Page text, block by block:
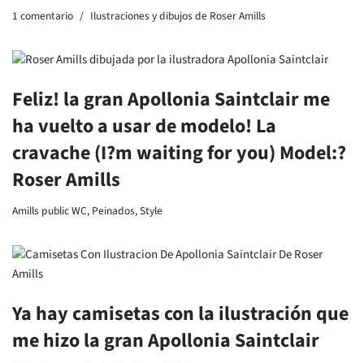
1 comentario Ilustraciones y dibujos de Roser Amills
Feliz! la gran Apollonia Saintclair me
ha vuelto a usar de modelo! La
cravache (I?m waiting for you) Model:?
Roser Amills
Amills public WC, Peinados,Style
Ya hay camisetas con la ilustración que
me hizo la gran Apollonia Saintclair